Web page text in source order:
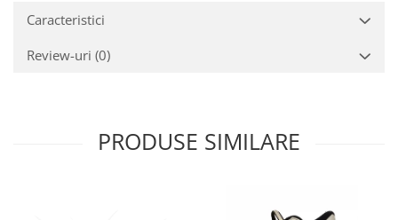
Caracteristici
Review-uri (0)
PRODUSE SIMILARE